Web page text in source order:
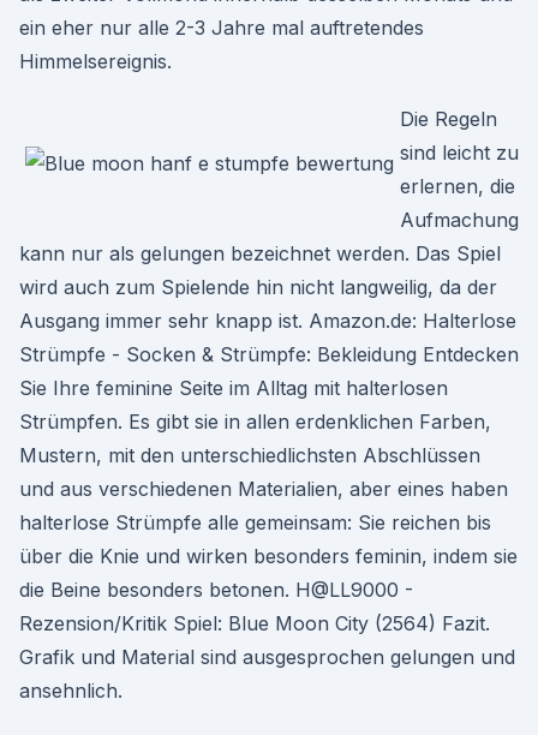
ein eher nur alle 2-3 Jahre mal auftretendes
Himmelsereignis.
Die Regeln
sind leicht zu
erlernen, die
Aufmachung
kann nur als gelungen bezeichnet werden. Das Spiel
wird auch zum Spielende hin nicht langweilig, da der
Ausgang immer sehr knapp ist. Amazon.de: Halterlose
Strümpfe - Socken & Strümpfe: Bekleidung Entdecken
Sie Ihre feminine Seite im Alltag mit halterlosen
Strümpfen. Es gibt sie in allen erdenklichen Farben,
Mustern, mit den unterschiedlichsten Abschlüssen
und aus verschiedenen Materialien, aber eines haben
halterlose Strümpfe alle gemeinsam: Sie reichen bis
über die Knie und wirken besonders feminin, indem sie
die Beine besonders betonen. H@LL9000 -
Rezension/Kritik Spiel: Blue Moon City (2564) Fazit.
Grafik und Material sind ausgesprochen gelungen und
ansehnlich.